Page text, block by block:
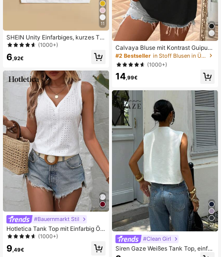
11
SHEIN Unity Einfarbiges, kurzes Ta
nk Top
(1000+)
6 ,92€
#Bauernmarkt Stil
Hotletica Tank Top mit Einfarbig Ös
e Stickerei (1000+)
9 ,49€
Calvaya Bluse mit Kontrast Guipure
Spitzen, Raglanärmeln,
#2 Bestseller
in Stoff Blusen in Übergröße
(1000+)
14,99€
27
#Clean Girl
Siren Gaze Weißes Tank Top, einfar
big, für Sommer und Freizeit